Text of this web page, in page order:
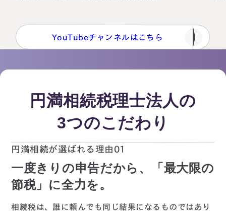
東京事務所
ラティス青山スクエア2階
YouTubeチャンネルはこちら
円満相続税理士法人の
3つのこだわり
円満相続が選ばれる理由01
一度きりの申告だから、「最大限の
節税」に全力を。
相続税は、誰に頼んでも同じ結果になるものではあり